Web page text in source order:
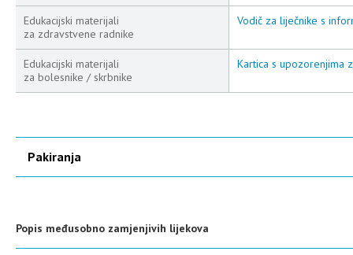
Edukacijski materijali
za zdravstvene radnike
Vodič za liječnike s
Edukacijski materijali
za bolesnike / skrbnike
Kartica s upozorenjima
Pakiranja
Popis međusobno zamjenjivih lijekova